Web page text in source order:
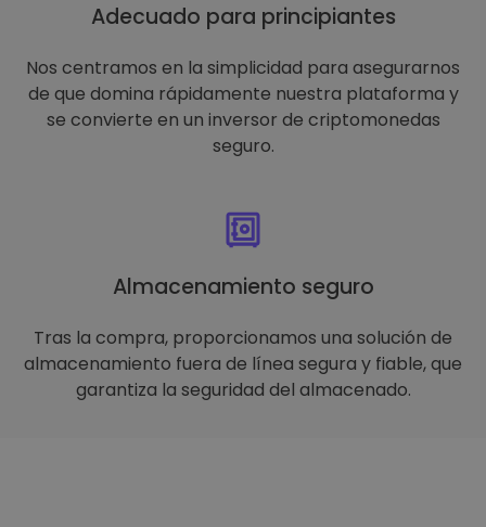
Adecuado para principiantes
Nos centramos en la simplicidad para asegurarnos
de que domina rápidamente nuestra plataforma y
se convierte en un inversor de criptomonedas
seguro.
Almacenamiento seguro
Tras la compra, proporcionamos una solución de
almacenamiento fuera de línea segura y fiable, que
garantiza la seguridad del almacenado.